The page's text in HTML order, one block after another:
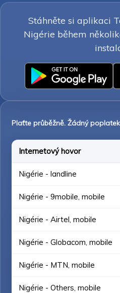
Stáhněte si aplikaci
Nigérie během
Plaťte průběžně. Žádný
Internetový hovor
Nigérie - landline
Nigérie - 9mobile, mobile
Nigérie - Airtel, mobile
Nigérie - Globacom, mobile
Nigérie - MTN, mobile
Nigérie - Others, mobile